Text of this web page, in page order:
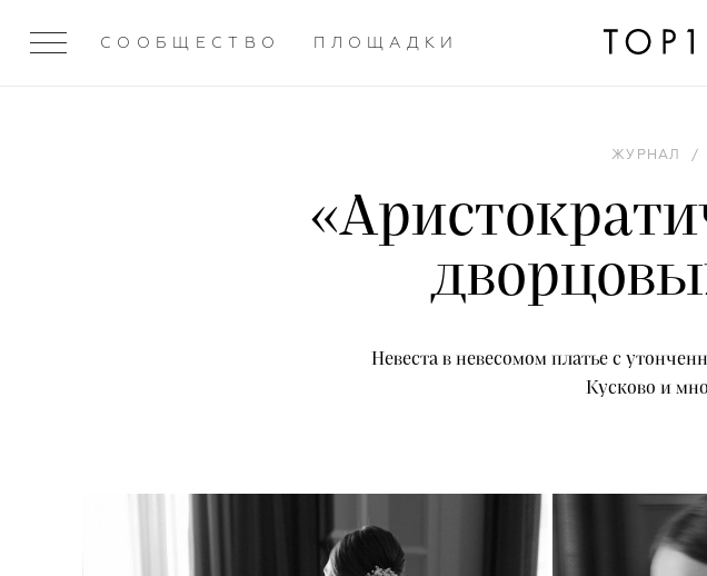
СООБЩЕСТВО ПЛОЩАДКИ
ЖУРНАЛ /
Невеста в невесомом платье с
Кусково и